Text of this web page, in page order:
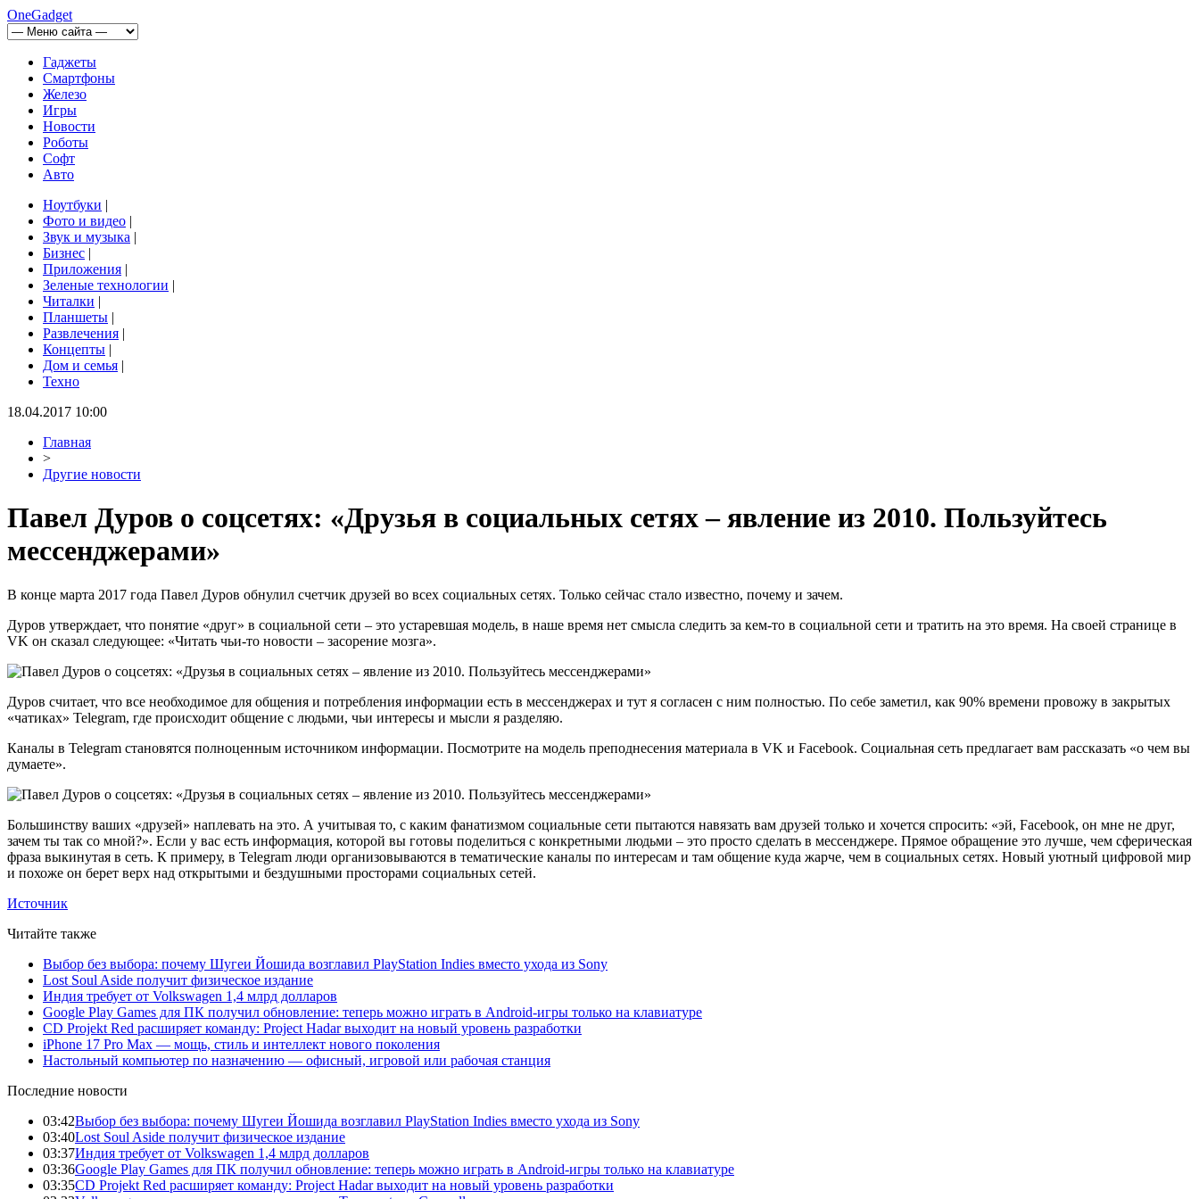
OneGadget
Гаджеты
Смартфоны
Железо
Игры
Новости
Роботы
Софт
Авто
Ноутбуки |
Фото и видео |
Звук и музыка |
Бизнес |
Приложения |
Зеленые технологии |
Читалки |
Планшеты |
Развлечения |
Концепты |
Дом и семья |
Техно
18.04.2017 10:00
Главная
>
Другие новости
Павел Дуров о соцсетях: «Друзья в социальных сетях – явление из 2010. Пользуйтесь
мессенджерами»
В конце марта 2017 года Павел Дуров обнулил счетчик друзей во всех социальных сетях. Только сейчас стало известно, почему и зачем.
Дуров утверждает, что понятие «друг» в социальной сети – это устаревшая модель, в наше время нет смысла следить за кем-то в социальной сети и тратить на это время. На своей странице в
VK он сказал следующее: «Читать чьи-то новости – засорение мозга».
Дуров считает, что все необходимое для общения и потребления информации есть в мессенджерах и тут я согласен с ним полностью. По себе заметил, как 90% времени провожу в закрытых
«чатиках» Telegram, где происходит общение с людьми, чьи интересы и мысли я разделяю.
Каналы в Telegram становятся полноценным источником информации. Посмотрите на модель преподнесения материала в VK и Facebook. Социальная сеть предлагает вам рассказать «о чем вы
думаете».
Большинству ваших «друзей» наплевать на это. А учитывая то, с каким фанатизмом социальные сети пытаются навязать вам друзей только и хочется спросить: «эй, Facebook, он мне не друг,
зачем ты так со мной?». Если у вас есть информация, которой вы готовы поделиться с конкретными людьми – это просто сделать в мессенджере. Прямое обращение это лучше, чем сферическая
фраза выкинутая в сеть. К примеру, в Telegram люди организовываются в тематические каналы по интересам и там общение куда жарче, чем в социальных сетях. Новый уютный цифровой мир
и похоже он берет верх над открытыми и бездушными просторами социальных сетей.
Источник
Читайте также
Выбор без выбора: почему Шугеи Йошида возглавил PlayStation Indies вместо ухода из Sony
Lost Soul Aside получит физическое издание
Индия требует от Volkswagen 1,4 млрд долларов
Google Play Games для ПК получил обновление: теперь можно играть в Android-игры только на клавиатуре
CD Projekt Red расширяет команду: Project Hadar выходит на новый уровень разработки
iPhone 17 Pro Max — мощь, стиль и интеллект нового поколения
Настольный компьютер по назначению — офисный, игровой или рабочая станция
Последние новости
03:42Выбор без выбора: почему Шугеи Йошида возглавил PlayStation Indies вместо ухода из Sony
03:40Lost Soul Aside получит физическое издание
03:37Индия требует от Volkswagen 1,4 млрд долларов
03:36Google Play Games для ПК получил обновление: теперь можно играть в Android-игры только на клавиатуре
03:35CD Projekt Red расширяет команду: Project Hadar выходит на новый уровень разработки